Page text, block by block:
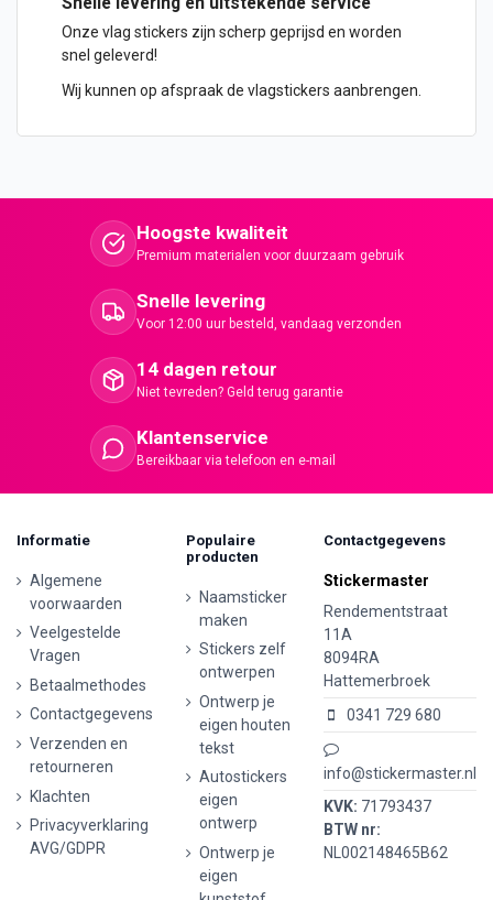
Onze vlag stickers zijn scherp geprijsd en worden
snel geleverd!
Wij kunnen op afspraak de vlagstickers aanbrengen.
Hoogste kwaliteit
Premium materialen voor duurzaam gebruik
Snelle levering
Voor 12:00 uur besteld, vandaag verzonden
14 dagen retour
Niet tevreden? Geld terug garantie
Klantenservice
Bereikbaar via telefoon en e-mail
Informatie
Algemene
voorwaarden
Veelgestelde
Vragen
Betaalmethodes
Contactgegevens
Verzenden en
retourneren
Klachten
Privacyverklaring
AVG/GDPR
Populaire
producten
Naamsticker
maken
Stickers zelf
ontwerpen
Ontwerp je
eigen houten
tekst
Autostickers
eigen
ontwerp
Ontwerp je
eigen
Contactgegevens
Stickermaster
Rendementstraat
11A
8094RA
Hattemerbroek
0341 729 680
info@stickermaster.nl
KVK: 71793437
BTW nr:
NL002148465B62